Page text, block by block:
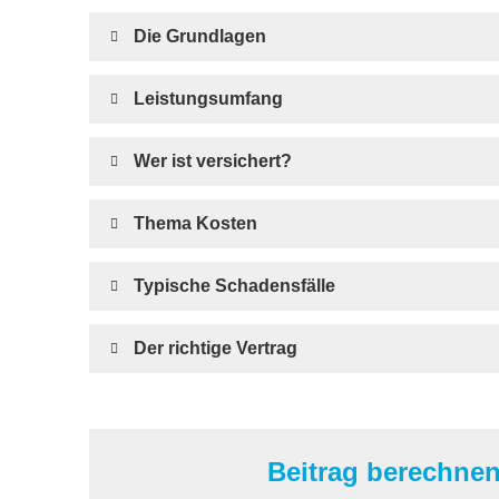
Die Grundlagen
Leistungsumfang
Wer ist versichert?
Thema Kosten
Typische Schadensfälle
Der richtige Vertrag
Beitrag